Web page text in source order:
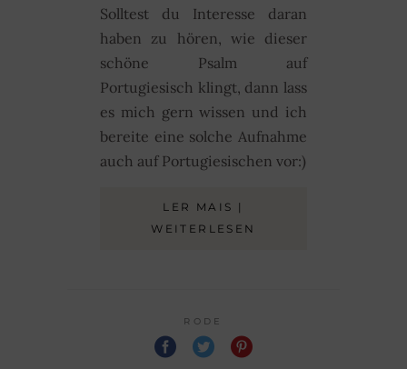
Solltest du Interesse daran
haben zu hören, wie dieser
schöne Psalm auf
Portugiesisch klingt, dann lass
es mich gern wissen und ich
bereite eine solche Aufnahme
auch auf Portugiesischen vor:)
LER MAIS |
WEITERLESEN
RODE